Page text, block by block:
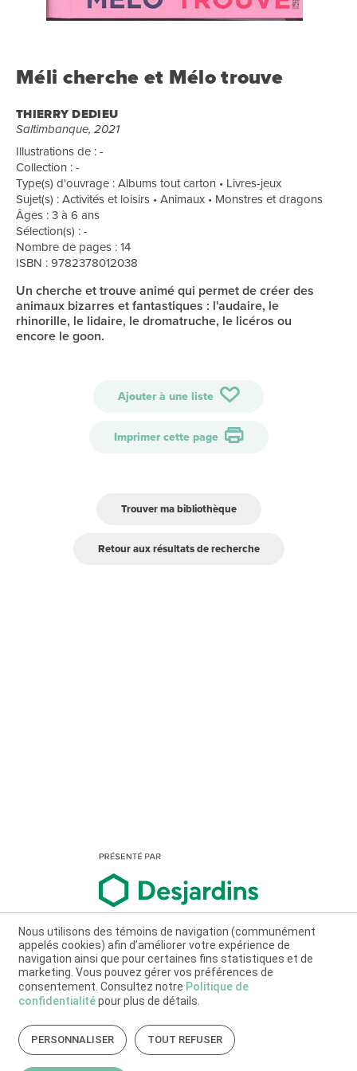
Méli cherche et Mélo trouve
THIERRY DEDIEU
Saltimbanque, 2021
Illustrations de : -
Collection : -
Type(s) d'ouvrage : Albums tout carton • Livres-jeux
Sujet(s) : Activités et loisirs • Animaux • Monstres et dragons
Âges : 3 à 6 ans
Sélection(s) : -
Nombre de pages : 14
ISBN : 9782378012038
Un cherche et trouve animé qui permet de créer des
animaux bizarres et fantastiques : l'audaire, le
rhinorille, le lidaire, le dromatruche, le licéros ou
encore le goon.
Ajouter à une liste
Imprimer cette page
Trouver ma bibliothèque
Retour aux résultats de recherche
Nous utilisons des témoins de navigation (communément
appelés cookies) afin d’améliorer votre expérience de
navigation ainsi que pour certaines fins statistiques et de
marketing. Vous pouvez gérer vos préférences de
consentement. Consultez notre Politique de
confidentialitépour plus de détails.
PERSONNALISER TOUT REFUSER